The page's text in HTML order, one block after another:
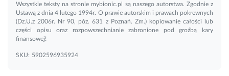
Wszystkie teksty na stronie mybionic.pl są naszego autorstwa. Zgodnie z
Ustawą z dnia 4 lutego 1994r. O prawie autorskim i prawach pokrewnych
(Dz.U.z 2006r. Nr 90, póz. 631 z Poznań. Zm.) kopiowanie całości lub
części opisu oraz rozpowszechnianie zabronione pod groźbą kary
finansowej!
SKU: 5902596935924